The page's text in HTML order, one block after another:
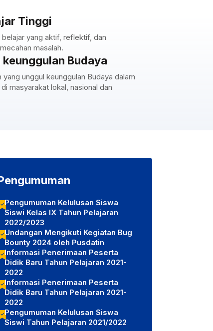
Tinggi
yang aktif, reflektif, dan
masalah.
Budaya
unggul keunggulan Budaya dalam
masyarakat lokal, nasional dan
Pengumuman Kelulusan Siswa
Siswi Kelas IX Tahun Pelajaran
2022/2023
Undangan Mengikuti Kegiatan Bug
Bounty 2024 oleh Pusdatin
Informasi Penerimaan Peserta
Didik Baru Tahun Pelajaran 2021-
2022
Informasi Penerimaan Peserta
Didik Baru Tahun Pelajaran 2021-
2022
Pengumuman Kelulusan Siswa
Siswi Tahun Pelajaran 2021/2022